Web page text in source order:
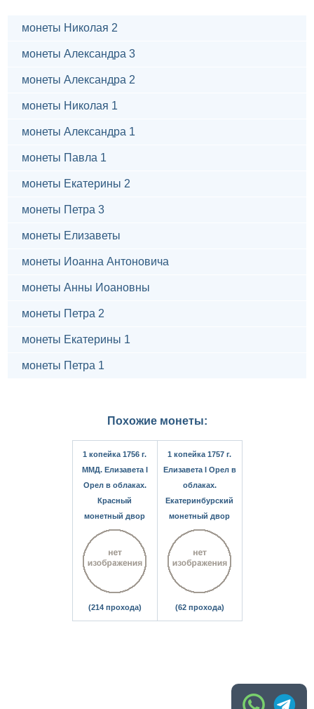
монеты Николая 2
монеты Александра 3
монеты Александра 2
монеты Николая 1
монеты Александра 1
монеты Павла 1
монеты Екатерины 2
монеты Петра 3
монеты Елизаветы
монеты Иоанна Антоновича
монеты Анны Иоановны
монеты Петра 2
монеты Екатерины 1
монеты Петра 1
Похожие монеты:
1 копейка 1756 г.
ММД. Елизавета I
Орел в облаках.
Красный
монетный двор
(214 прохода)
1 копейка 1757 г.
Елизавета I Орел в
облаках.
Екатеринбурский
монетный двор
(62 прохода)